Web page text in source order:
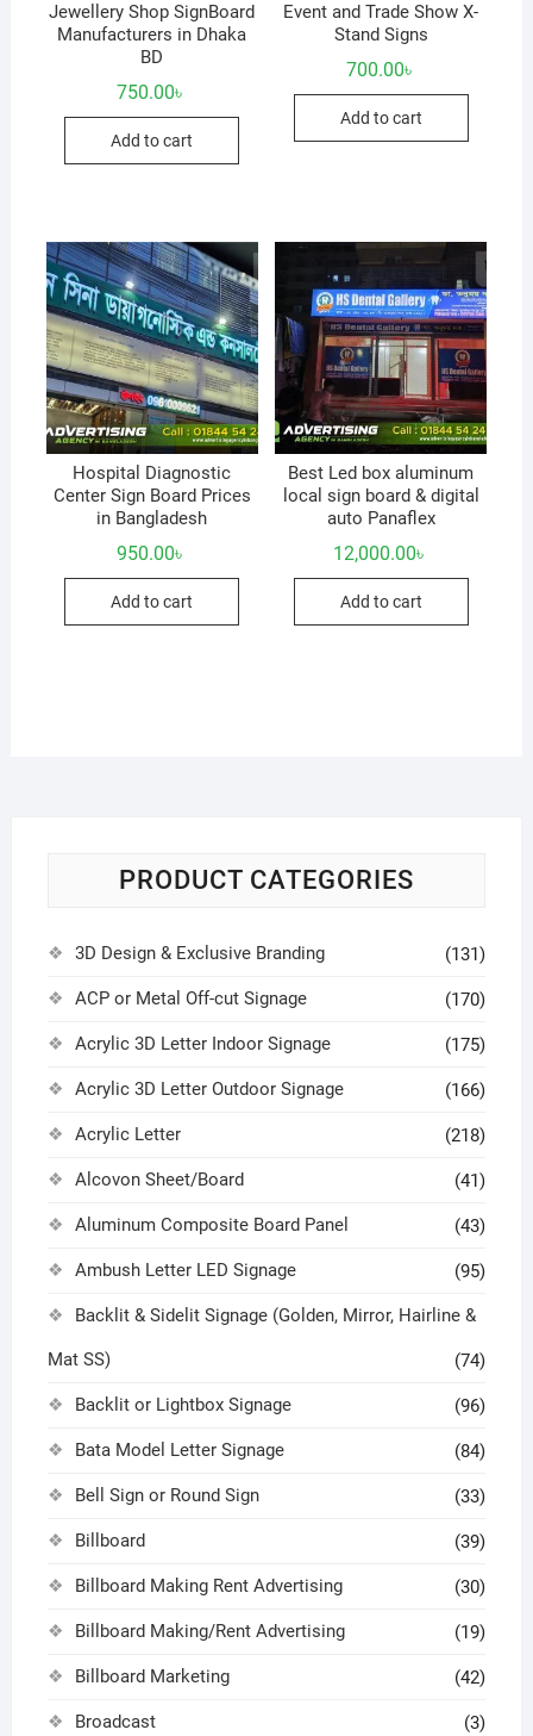
Jewellery Shop SignBoard
Manufacturers in Dhaka
BD
750.00৳
Add to cart
Event and Trade Show X-
Stand Signs
700.00৳
Add to cart
Hospital Diagnostic
Center Sign Board Prices
in Bangladesh
950.00৳
Add to cart
Best Led box aluminum
local sign board & digital
auto Panaflex
12,000.00৳
Add to cart
PRODUCT CATEGORIES
3D Design & Exclusive Branding (131)
ACP or Metal Off-cut Signage (170)
Acrylic 3D Letter Indoor Signage (175)
Acrylic 3D Letter Outdoor Signage (166)
Acrylic Letter (218)
Alcovon Sheet/Board (41)
Aluminum Composite Board Panel (43)
Ambush Letter LED Signage (95)
Backlit & Sidelit Signage (Golden, Mirror, Hairline &
Mat SS) (74)
Backlit or Lightbox Signage (96)
Bata Model Letter Signage (84)
Bell Sign or Round Sign (33)
Billboard (39)
Billboard Making Rent Advertising (30)
Billboard Making/Rent Advertising (19)
Billboard Marketing (42)
Broadcast (3)